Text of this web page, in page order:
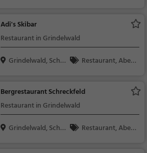
Adi's Skibar
Restaurant in Grindelwald
Grindelwald, Schw
Restaurant, Aben
Bergrestaurant Schreckfeld
Restaurant in Grindelwald
Grindelwald, Schw
Restaurant, Aben